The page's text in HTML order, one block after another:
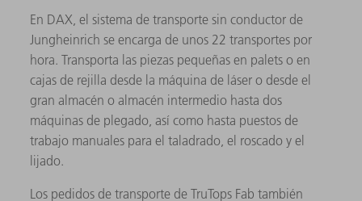
En DAX, el sistema de transporte sin conductor de
Jungheinrich se encarga de unos 22 transportes por
hora. Transporta las piezas pequeñas en palets o en
cajas de rejilla desde la máquina de láser o desde el
gran almacén o almacén intermedio hasta dos
máquinas de plegado, así como hasta puestos de
trabajo manuales para el taladrado, el roscado y el
lijado.
Los pedidos de transporte de TruTops Fab también